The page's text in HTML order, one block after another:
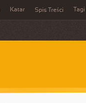
Katar Spis Treści Tagi